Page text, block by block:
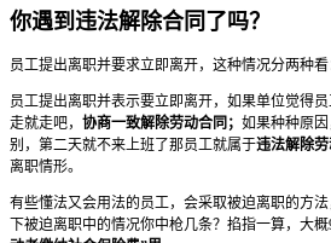
你遇到违法解除合同了吗？
员工提出离职并要求立即离开，这种情况分两种看
员工提出离职并表示要立即离开，如果单位觉得
走就走吧， 协商一致解除劳动合同； 如果种种原
别，第二天就不来上班了那员工就属于违法解除劳
离职情形。
有些懂法又会用法的员工，会采取被迫离职的方
下被迫离职中的情况你中枪几条？掐指一算，大